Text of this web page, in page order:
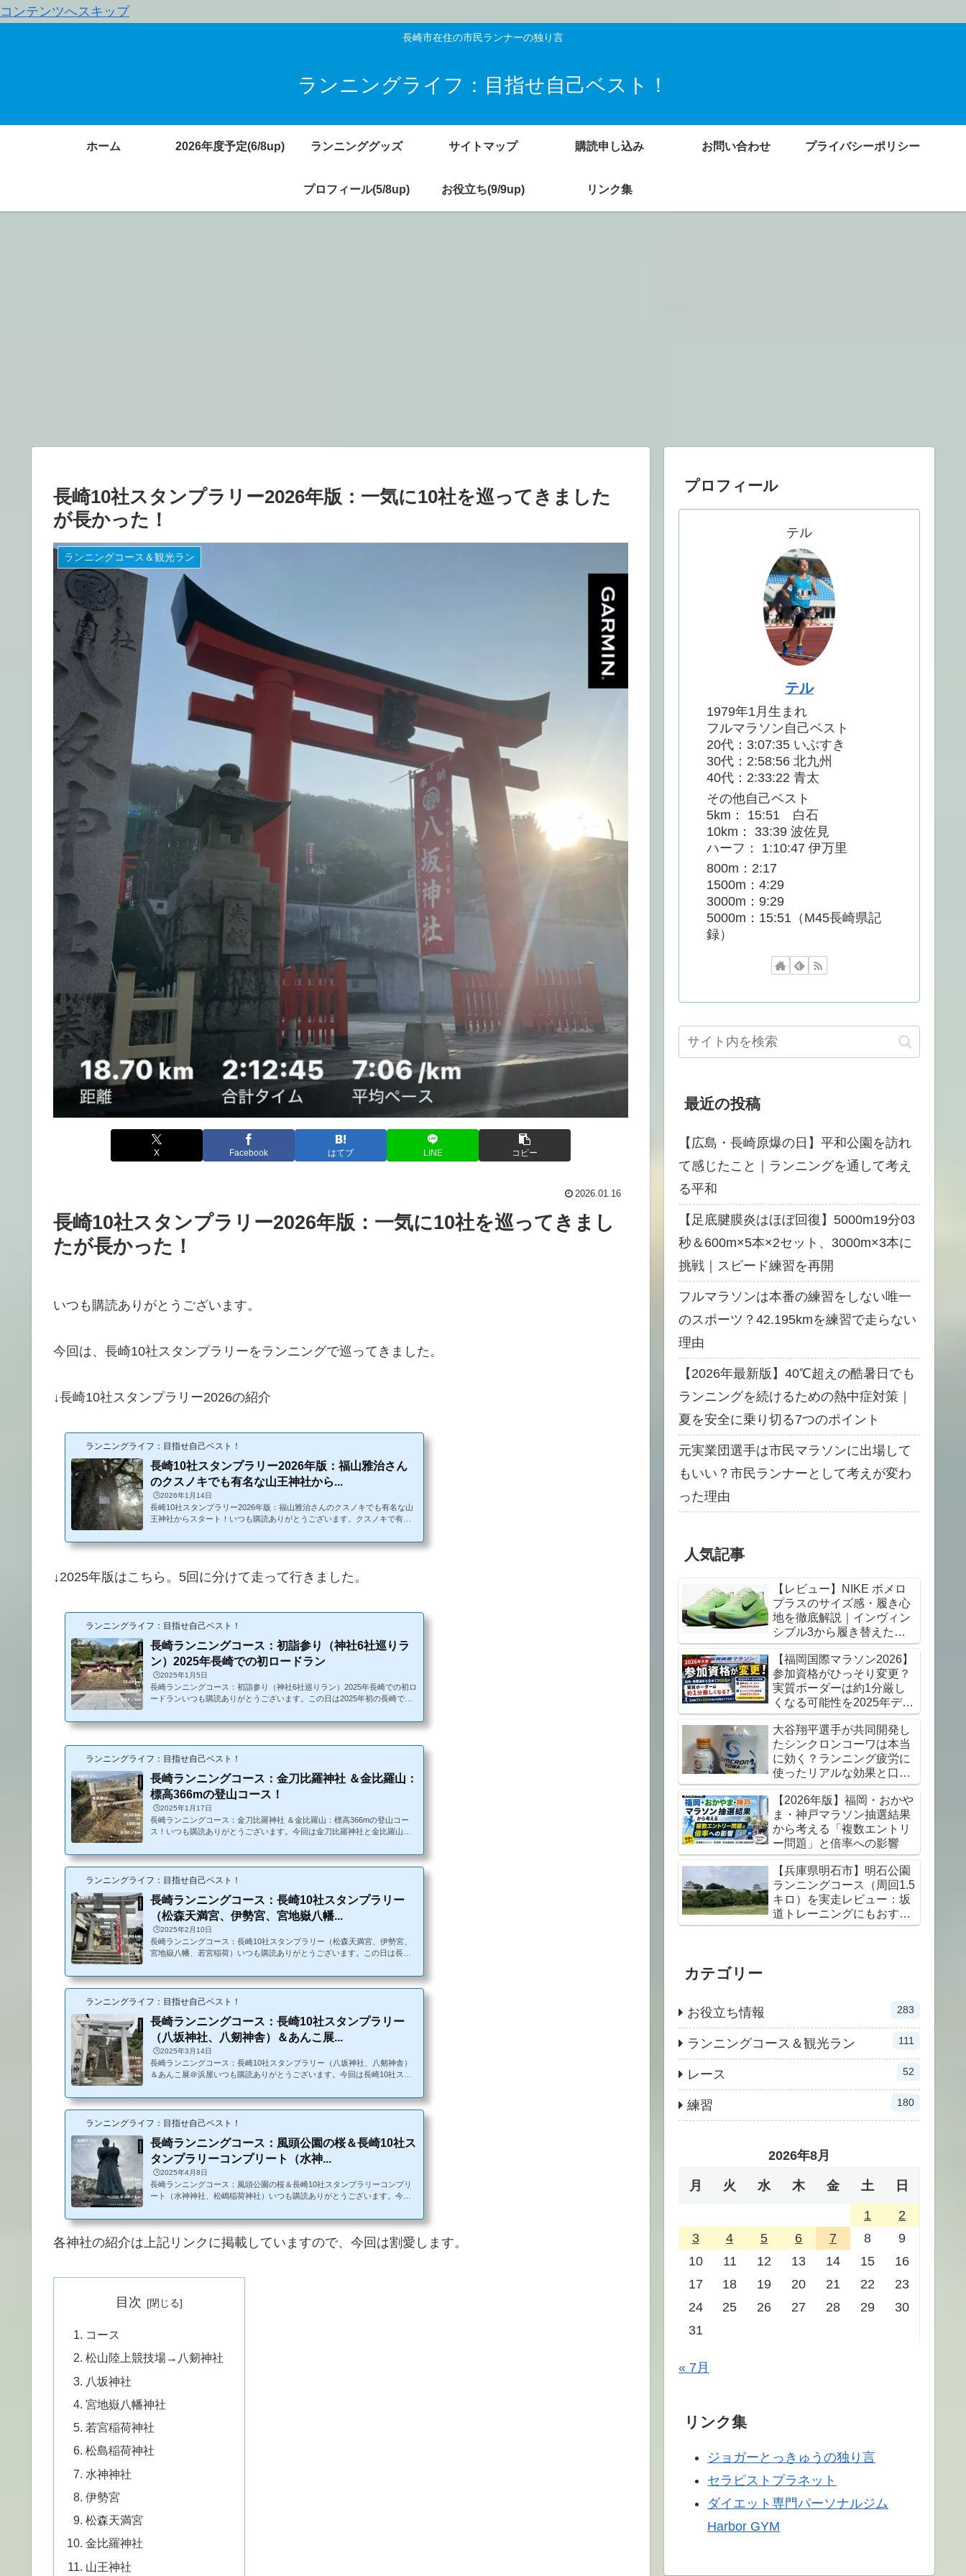
コンテンツへスキップ
長崎市在住の市民ランナーの独り言
ランニングライフ：目指せ自己ベスト！
ホーム 2026年度予定(6/8up) ランニンググッズ サイトマップ 購読申し込み お問い合わせ プライバシーポリシー
プロフィール(5/8up) お役立ち(9/9up) リンク集
長崎10社スタンプラリー2026年版：一気に10社を巡ってきました
が長かった！
ランニングコース＆観光ラン
X Facebook はてブ LINE コピー
2026.01.16
長崎10社スタンプラリー2026年版：一気に10社を巡ってきまし
たが長かった！
いつも購読ありがとうございます。
今回は、長崎10社スタンプラリーをランニングで巡ってきました。
↓長崎10社スタンプラリー2026の紹介
ランニングライフ：目指せ自己ベスト！
長崎10社スタンプラリー2026年版：福山雅治さん
のクスノキでも有名な山王神社から...
🕒️2026年1月14日
長崎10社スタンプラリー2026年版：福山雅治さんのクスノキでも有名な山
王神社からスタート！いつも購読ありがとうございます。クスノキで有名
が始まっていました。↓2025年版はこちら。5回に分けて走って行きまし
名なのが、原爆の惨禍を生き延びた「被爆クスノキ」です。山王神社の境
↓2025年版はこちら。5回に分けて走って行きました。
ランニングライフ：目指せ自己ベスト！
長崎ランニングコース：初詣参り（神社6社巡りラ
ン）2025年長崎での初ロードラン
🕒️2025年1月5日
長崎ランニングコース：初詣参り（神社6社巡りラン）2025年長崎での初ロ
ードランいつも購読ありがとうございます。この日は2025年初の長崎での
た。結局、6社の神社を廻ってきました。コース・気温4℃、晴れ。無風。7:
らいです。・シューズ：NIKE インヴィンシブル3（新しい方）・コース：
長崎市内神社巡りコース（6社）（諏訪神社→松森天満宮→伊勢宮→若宮稲
ランニングライフ：目指せ自己ベスト！
長崎ランニングコース：金刀比羅神社 ＆金比羅山：
標高366mの登山コース！
🕒️2025年1月17日
長崎ランニングコース：金刀比羅神社 ＆金比羅山：標高366mの登山コー
ス！いつも購読ありがとうございます。今回は金刀比羅神社と金比羅山に
候・シューズ：NIKE インヴィンシブル 3（新しい方）・ルート：松山陸
上競技場→立山公園→金毘羅神社→金毘羅山→浦上天主堂→松山陸上競技
場・難易度：登山コースのため、走って登ると高難易度・距離：10キロ高
山陸上競技場から立山公園へ向かいます。茂...
ランニングライフ：目指せ自己ベスト！
長崎ランニングコース：長崎10社スタンプラリー
（松森天満宮、伊勢宮、宮地嶽八幡...
🕒️2025年2月10日
長崎ランニングコース：長崎10社スタンプラリー（松森天満宮、伊勢宮、
宮地嶽八幡、若宮稲荷）いつも購読ありがとうございます。この日は長崎1
稲荷）を廻ってきました。これで計6社になり、残りは4社です。また、伊
万里ハーフでアンケートに回答したら、伊万里ハンバーグを頂きました。
コース・気温4℃、曇り。無風。雪、氷もようやく溶けていました。・シュ
コース（4社）（松森天満宮、伊勢宮...
ランニングライフ：目指せ自己ベスト！
長崎ランニングコース：長崎10社スタンプラリー
（八坂神社、八剱神舎）＆あんこ展...
🕒️2025年3月14日
長崎ランニングコース：長崎10社スタンプラリー（八坂神社、八剱神舎）
＆あんこ展＠浜屋いつも購読ありがとうございます。今回は長崎10社スタ
のスタンプラリーの記事はこちら↓また、3/14～23の間で、浜屋であんこ展
が開催されているので、行ってきました。 コース・気温12℃、曇り。無
風。気温は高いが、体感温度は低かった。・シューズ：NIKE インヴィン
八坂神社→八剱神社→浜屋→松山）・...
ランニングライフ：目指せ自己ベスト！
長崎ランニングコース：風頭公園の桜＆長崎10社ス
タンプラリーコンプリート（水神...
🕒️2025年4月8日
長崎ランニングコース：風頭公園の桜＆長崎10社スタンプラリーコンプリ
ート（水神神社、松嶋稲荷神社）いつも購読ありがとうございます。今回
+ゴールの伊勢宮を走ってきました。↓前回のスタンプラリーの様子はこち
ーズ：NIKE インヴィンシブル3・コース：松山→松嶋稲荷神社→水神神社
各神社の紹介は上記リンクに掲載していますので、今回は割愛します。
目次
コース
松山陸上競技場→八剱神社
八坂神社
宮地嶽八幡神社
若宮稲荷神社
松島稲荷神社
水神神社
伊勢宮
松森天満宮
金比羅神社
山王神社
プロフィール
テル
テル
1979年1月生まれ
フルマラソン自己ベスト
20代：3:07:35 いぶすき
30代：2:58:56 北九州
40代：2:33:22 青太
その他自己ベスト
5km： 15:51 白石
10km： 33:39 波佐見
ハーフ： 1:10:47 伊万里
800m：2:17
1500m：4:29
3000m：9:29
5000m：15:51（M45長崎県記
録）
最近の投稿
【広島・長崎原爆の日】平和公園を訪れ
て感じたこと｜ランニングを通して考え
る平和
【足底腱膜炎はほぼ回復】5000m19分03
秒＆600m×5本×2セット、3000m×3本に
挑戦｜スピード練習を再開
フルマラソンは本番の練習をしない唯一
のスポーツ？42.195kmを練習で走らない
理由
【2026年最新版】40℃超えの酷暑日でも
ランニングを続けるための熱中症対策｜
夏を安全に乗り切る7つのポイント
元実業団選手は市民マラソンに出場して
もいい？市民ランナーとして考えが変わ
った理由
人気記事
【レビュー】NIKE ボメロ
プラスのサイズ感・履き心
地を徹底解説｜インヴィン
シブル3から履き替えた感
想【初心者にもおすすめ】
【福岡国際マラソン2026】
参加資格がひっそり変更？
実質ボーダーは約1分厳し
くなる可能性を2025年デー
タから考察
大谷翔平選手が共同開発し
たシンクロンコーワは本当
に効く？ランニング疲労に
使ったリアルな効果と口コ
ミレビュー
【2026年版】福岡・おかや
ま・神戸マラソン抽選結果
から考える「複数エントリ
ー問題」と倍率への影響
【兵庫県明石市】明石公園
ランニングコース（周回1.5
キロ）を実走レビュー：坂
道トレーニングにもおすす
め
カテゴリー
お役立ち情報 283
ランニングコース＆観光ラン 111
レース 52
練習 180
2026年8月
月 火 水 木 金 土 日
1
2
3
4 5 6 7 8
9
10
11 12 13 14 15
16
17
18 19 20 21 22
23
24
25 26 27 28 29
30
31
« 7月
リンク集
ジョガーとっきゅうの独り言
セラピストプラネット
ダイエット専門パーソナルジム
Harbor GYM